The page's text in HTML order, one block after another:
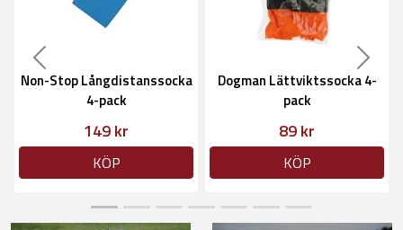
Non-Stop Långdistanssocka
4-pack
149 kr
KÖP
Dogman Lättviktssocka 4-
pack
89 kr
KÖP
Previous Next